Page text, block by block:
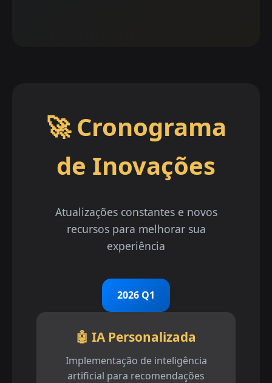
🚀 Cronograma
de Inovações
Atualizações constantes e novos
recursos para melhorar sua
experiência
2026 Q1
🤖 IA Personalizada
Implementação de inteligência
artificial para recomendações